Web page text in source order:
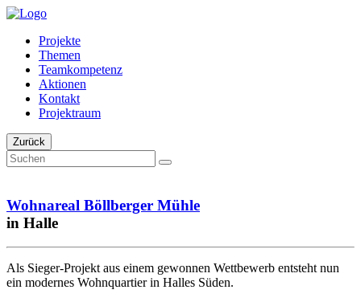
Projekte
Themen
Teamkompetenz
Aktionen
Kontakt
Projektraum
Zurück
Wohnareal Böllberger Mühle
in Halle
Als Sieger-Projekt aus einem gewonnen Wettbewerb entsteht nun
ein modernes Wohnquartier in Halles Süden.